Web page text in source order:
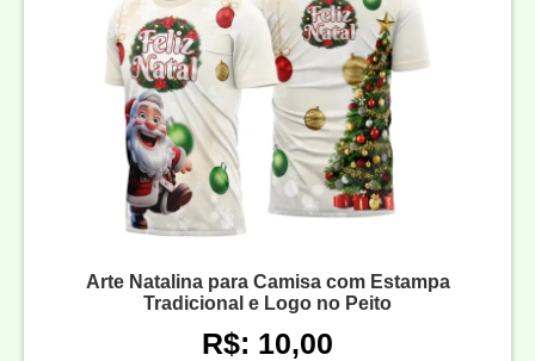
Arte Natalina para Camisa com Estampa
Tradicional e Logo no Peito
R$: 10,00